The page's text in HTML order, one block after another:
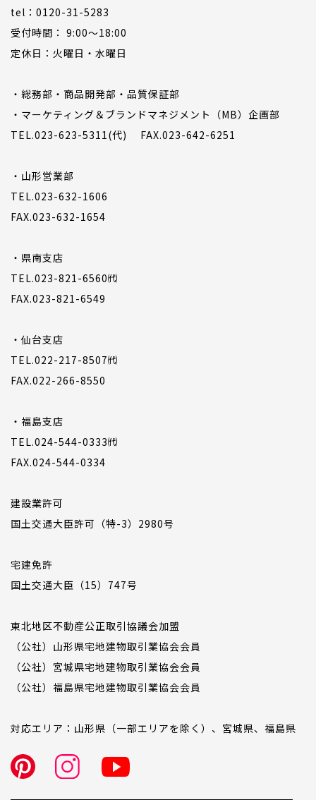
tel：0120-31-5283
受付時間： 9:00〜18:00
定休日：火曜日・水曜日
・総務部・商品開発部・品質保証部
・マーケティング＆ブランドマネジメント（MB）企画部
TEL.023-623-5311(代) FAX.023-642-6251
・山形営業部
TEL.023-632-1606
FAX.023-632-1654
・県南支店
TEL.023-821-6560㈹
FAX.023-821-6549
・仙台支店
TEL.022-217-8507㈹
FAX.022-266-8550
・福島支店
TEL.024-544-0333㈹
FAX.024-544-0334
建設業許可
国土交通大臣許可（特-3）2980号
宅建免許
国土交通大臣（15）747号
東北地区不動産公正取引協議会加盟
（公社）山形県宅地建物取引業協会会員
（公社）宮城県宅地建物取引業協会会員
（公社）福島県宅地建物取引業協会会員
対応エリア：山形県（一部エリアを除く）、宮城県、福島県